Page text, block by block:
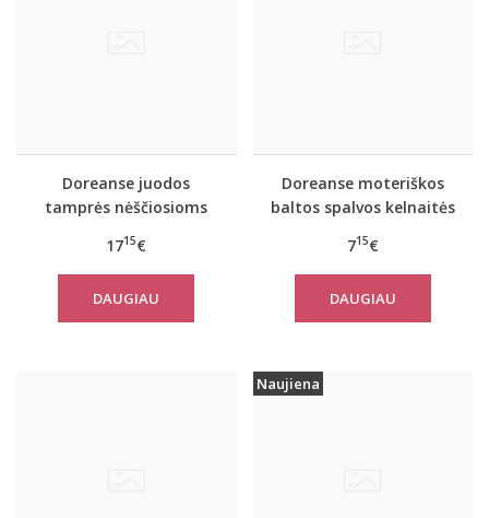
Doreanse juodos
tamprės nėščiosioms
1715€
DAUGIAU
Doreanse moteriškos
baltos spalvos kelnaitės
715€
DAUGIAU
Naujiena